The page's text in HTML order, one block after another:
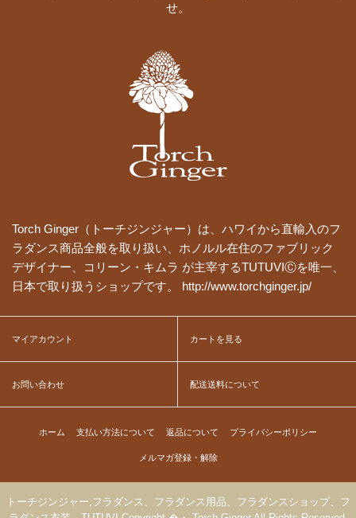
せ。
Torch Ginger（トーチジンジャー）は、ハワイから直輸入のフ
ラダンス商品全般を取り扱い、ホノルル在住のファブリック
デザイナー、コリーン・キムラ が主宰するTUTUVIⒸを唯一、
日本で取り扱うショップです。 http://www.torchginger.jp/
マイアカウント カートを見る
お問い合わせ 配送送料について
ホーム 支払い方法について 返品について プライバシーポリシー
メルマガ登録・解除
トーチジンジャー,フラダンス、フラダンス用品、フラダンスショップ、フ